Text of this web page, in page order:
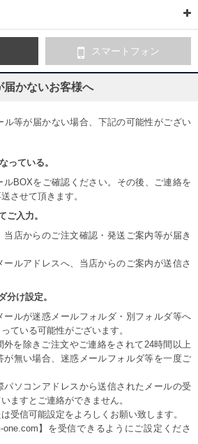
スマートフォン
かないお客様へ
ル等が届かない場合、下記の可能性がござい
っている。
BOXをご確認ください。その後、ご連絡を
させて頂きます。
ご入力。
当店からのご注文確認・発送ご案内等が届き
ールアドレスへ、当店からのご案内が送信さ
分け設定。
ールが迷惑メールフォルダ・別フォルダ等へ
ている可能性がございます。
外を除きご注文やご連絡をされて24時間以上
が無い場合、迷惑メールフォルダ等を一度ご
パソコンアドレスから送信されたメールの受
ますとご連絡ができません。
受信可能設定をよろしくお願い致します。
】を受信できるようにご設定くださ